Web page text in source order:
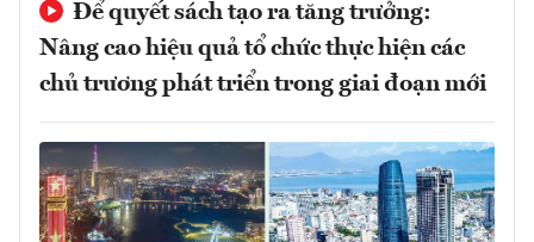
Để quyết sách tạo ra tăng trưởng:
Nâng cao hiệu quả tổ chức thực hiện các
chủ trương phát triển trong giai đoạn mới